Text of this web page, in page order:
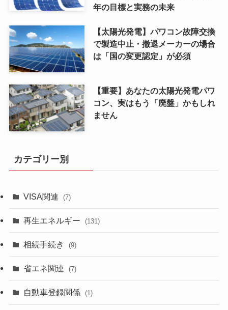
年の目標と実務の未来
【太陽光発電】パワコン故障交換
で製造中止・撤退メーカーの場合
は「国の変更認定」が必須
【重要】あなたの太陽光発電パワ
コン、実はもう「廃盤」かもしれ
ません
カテゴリー別
VISA関連 (7)
再生エネルギー (131)
相続手続き (9)
省エネ関連 (7)
自動車登録関係 (1)